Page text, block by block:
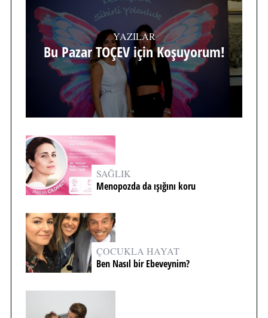
YAZILAR
Bu Pazar TOÇEV için Koşuyorum!
SAĞLIK
Menopozda da ışığını koru
ÇOCUKLA HAYAT
Ben Nasıl bir Ebeveynim?